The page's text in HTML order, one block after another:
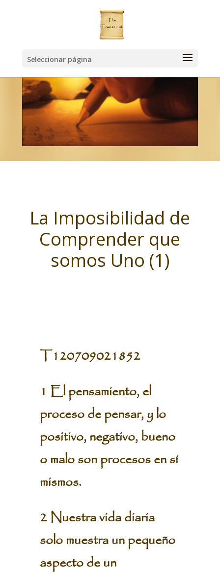
Seleccionar página
La Imposibilidad de
Comprender que
somos Uno (1)
T120709021852
1 El pensamiento, el
proceso de pensar, y lo
positivo, negativo, bueno
o malo son procesos en sí
mismos.
2 Nuestra vida diaria
solo muestra un pequeño
aspecto de un